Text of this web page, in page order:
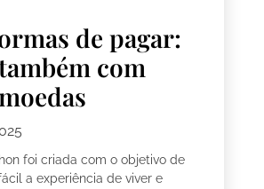
de pagar:
com
foi criada com o objetivo de
a experiência de viver e